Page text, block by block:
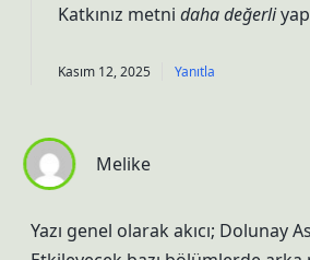
Katkınız metni daha değerli
Kasım 12, 2025 Yanıtla
Melike
Yazı genel olarak akıcı; Dolunay